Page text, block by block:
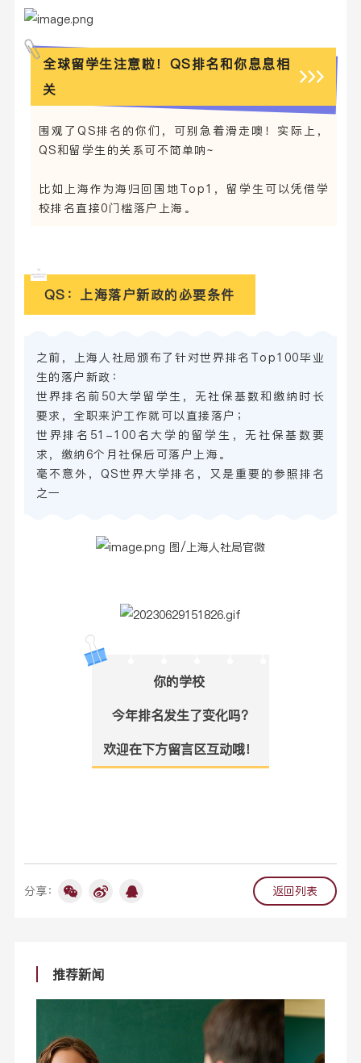
全球留学生注意啦！QS排名和你息息相
关
围观了QS排名的你们，可别急着滑走噢！实际上，
QS和留学生的关系可不简单呐~
比如上海作为海归回国地Top1，留学生可以凭借学
校排名直接0门槛落户上海。
QS：上海落户新政的必要条件
之前，上海人社局颁布了针对世界排名Top100毕业
生的落户新政：
世界排名前50大学留学生，无社保基数和缴纳时长
要求，全职来沪工作就可以直接落户；
世界排名51-100名大学的留学生，无社保基数要
求，缴纳6个月社保后可落户上海。
毫不意外，QS世界大学排名，又是重要的参照排名
之一
图/上海人社局官微
你的学校
今年排名发生了变化吗？
欢迎在下方留言区互动哦！
分享： 返回列表
推荐新闻